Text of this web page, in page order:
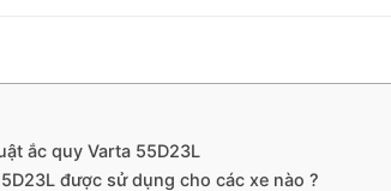
ắc quy Varta 55D23L
được sử dụng cho các xe nào ?